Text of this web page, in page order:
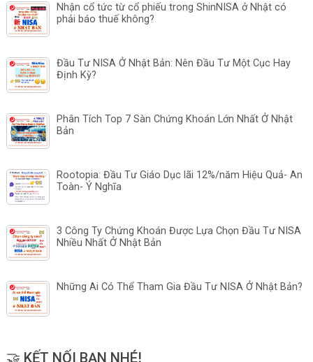
Nhận cổ tức từ cổ phiếu trong ShinNISA ở Nhật có
phải báo thuế không?
Đầu Tư NISA Ở Nhật Bản: Nên Đầu Tư Một Cục Hay
Định Kỳ?
Phân Tích Top 7 Sàn Chứng Khoán Lớn Nhất Ở Nhật
Bản
Rootopia: Đầu Tư Giáo Dục lãi 12%/năm Hiệu Quả- An
Toàn- Ý Nghĩa
3 Công Ty Chứng Khoán Được Lựa Chọn Đầu Tư NISA
Nhiều Nhất Ở Nhật Bản
Những Ai Có Thể Tham Gia Đầu Tư NISA Ở Nhật Bản?
🤝 KẾT NỐI BẠN NHÉ!